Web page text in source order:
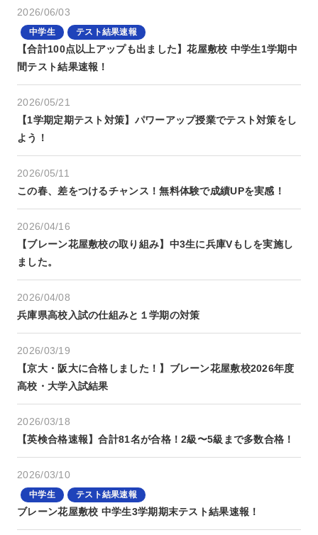
2026/06/03
中学生 テスト結果速報
【合計100点以上アップも出ました】花屋敷校 中学生1学期中
間テスト結果速報！
2026/05/21
【1学期定期テスト対策】パワーアップ授業でテスト対策をし
よう！
2026/05/11
この春、差をつけるチャンス！無料体験で成績UPを実感！
2026/04/16
【ブレーン花屋敷校の取り組み】中3生に兵庫Vもしを実施し
ました。
2026/04/08
兵庫県高校入試の仕組みと１学期の対策
2026/03/19
【京大・阪大に合格しました！】ブレーン花屋敷校2026年度
高校・大学入試結果
2026/03/18
【英検合格速報】合計81名が合格！2級〜5級まで多数合格！
2026/03/10
中学生 テスト結果速報
ブレーン花屋敷校 中学生3学期期末テスト結果速報！